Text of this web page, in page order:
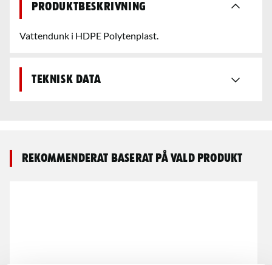
Produktbeskrivning
Vattendunk i HDPE Polytenplast.
Teknisk data
Rekommenderat baserat på vald produkt